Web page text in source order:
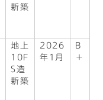
新築
地上
10F
S造
新築
2026
年1月
B
＋